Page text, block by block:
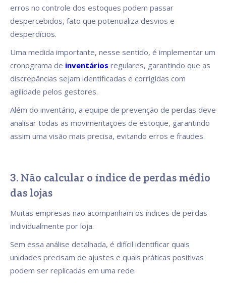
erros no controle dos estoques podem passar
despercebidos, fato que potencializa desvios e
desperdícios.
Uma medida importante, nesse sentido, é implementar um
cronograma de inventários regulares, garantindo que as
discrepâncias sejam identificadas e corrigidas com
agilidade pelos gestores.
Além do inventário, a equipe de prevenção de perdas deve
analisar todas as movimentações de estoque, garantindo
assim uma visão mais precisa, evitando erros e fraudes.
3. Não calcular o índice de perdas médio
das lojas
Muitas empresas não acompanham os índices de perdas
individualmente por loja.
Sem essa análise detalhada, é difícil identificar quais
unidades precisam de ajustes e quais práticas positivas
podem ser replicadas em uma rede.